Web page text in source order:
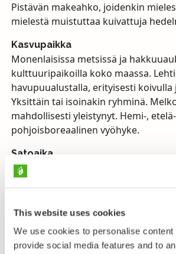
This website uses cookies
We use cookies to personalise content
provide social media features and to
Pistävän makeahko, joidenkin
mielestä muistuttaa kuivattuja
Kasvupaikka
Monenlaisissa metsissä ja
kulttuuripaikoilla koko maassa.
havupuualustalla, erityisesti koivulla
Yksittäin tai isoinakin ryhminä.
mahdollisesti yleistynyt. Hemi-,
pohjoisboreaalinen vyöhyke.
Satoaika
Elo–joulukuu ja jälleen
keskitalvella suojasäiden aikaan.
hyvin pitkään. Laji kasvaa pieninä
lehtipuualustalla (useimmiten